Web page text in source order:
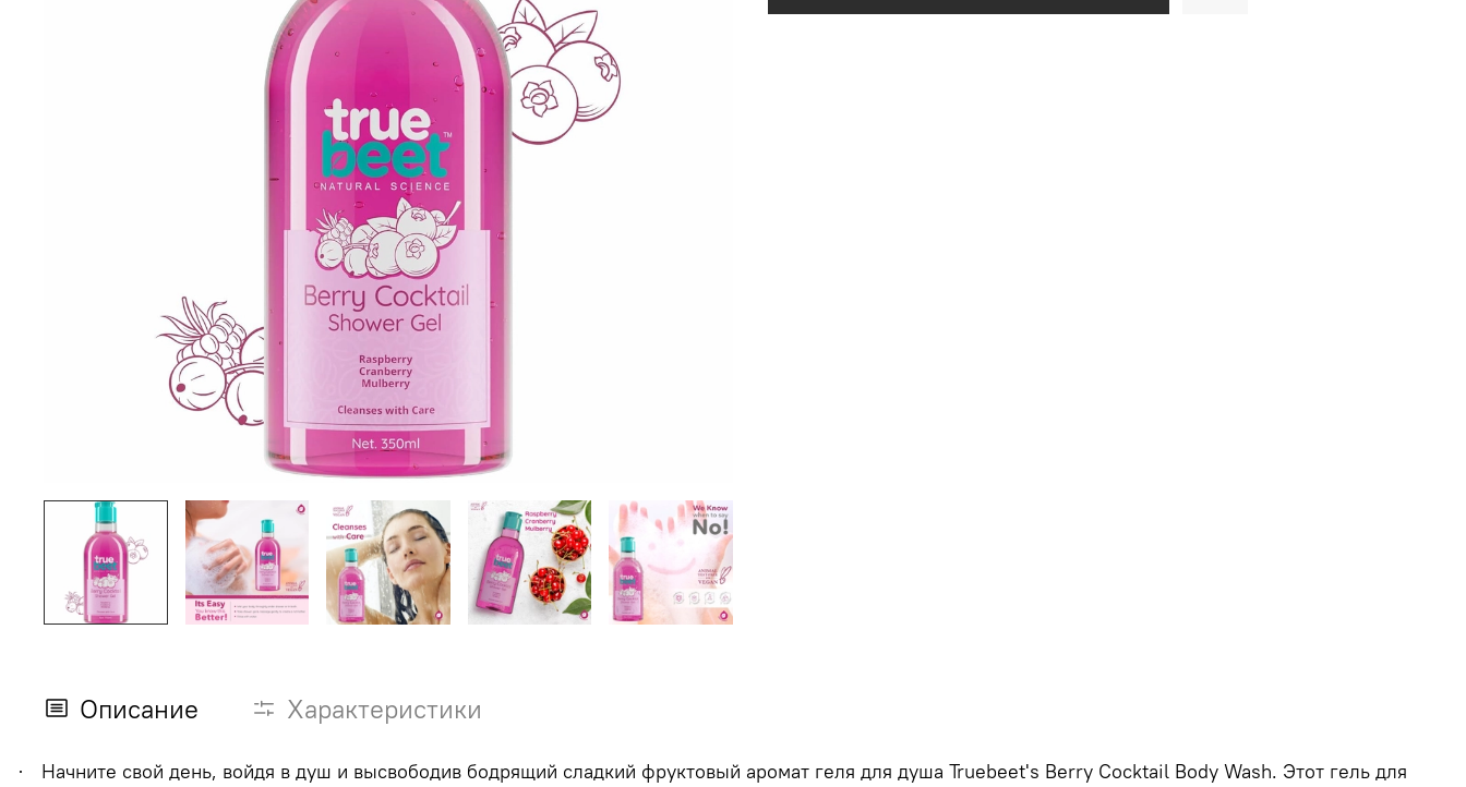
Описание Характеристики
· Начните свой день, войдя в душ и высвободив бодрящий сладкий фруктовый аромат геля для душа Truebeet's Berry Cocktail Body Wash. Этот гель для